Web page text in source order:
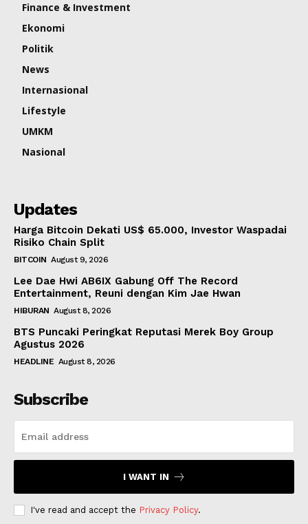
Finance & Investment
Ekonomi
Politik
News
Internasional
Lifestyle
UMKM
Nasional
Updates
Harga Bitcoin Dekati US$ 65.000, Investor Waspadai
Risiko Chain Split
BITCOIN August 9, 2026
Lee Dae Hwi AB6IX Gabung Off The Record
Entertainment, Reuni dengan Kim Jae Hwan
HIBURAN August 8, 2026
BTS Puncaki Peringkat Reputasi Merek Boy Group
Agustus 2026
HEADLINE August 8, 2026
Subscribe
I WANT IN
I've read and accept the Privacy Policy.